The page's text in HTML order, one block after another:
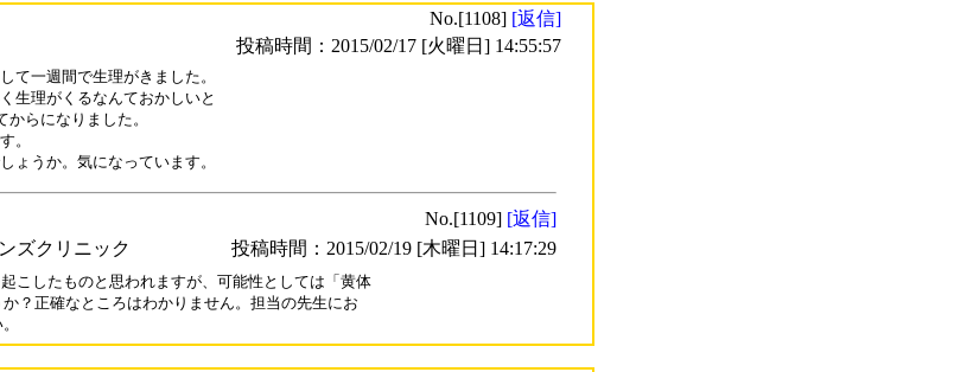
No.[1108] [返信]
投稿時間：2015/02/17 [火曜日] 14:55:57
て一週間で生理がきました。
生理がくるなんておかしいと
らになりました。
。
No.[1109] [返信]
ズクリニック
投稿時間：2015/02/19 [木曜日] 14:17:29
こしたものと思われますが、可能性としては「黄体
？正確なところはわかりません。担当の先生にお